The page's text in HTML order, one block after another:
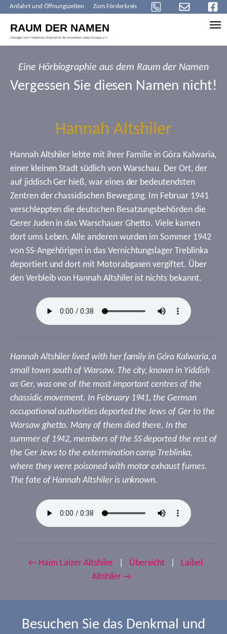
Anfahrt und Öffnungszeiten Zum Förderkreis
Eine Hörbiographie aus dem Raum der Namen
Vergessen Sie diesen Namen nicht!
Hannah Altshiler
Hannah Altshiler lebte mit ihrer Familie in Góra Kalwaria,
einer kleinen Stadt südlich von Warschau. Der Ort, der
auf jiddisch Ger hieß, war eines der bedeutendsten
Zentren der chassidischen Bewegung. Im Februar 1941
verschleppten die deutschen Besatzungsbehörden die
Gerer Juden in das Warschauer Ghetto. Viele kamen
dort ums Leben. Alle anderen wurden im Sommer 1942
von SS-Angehörigen in das Vernichtungslager Treblinka
deportiert und dort mit Motorabgasen vergiftet. Über
den Verbleib von Hannah Altshiler ist nichts bekannt.
Hannah Altshiler lived with her family in Góra Kalwaria, a
small town south of Warsaw. The city, known in Yiddish
as Ger, was one of the most important centres of the
chassidic movement. In February 1941, the German
occupational authorities deported the Jews of Ger to the
Warsaw ghetto. Many of them died there. In the
summer of 1942, members of the SS deported the rest of
the Ger Jews to the extermination camp Treblinka,
where they were poisoned with motor exhaust fumes.
The fate of Hannah Altshiler is unknown.
← Haim Laizer Altshiler Übersicht
Laibel
Altshiler →
Besuchen Sie das Denkmal und